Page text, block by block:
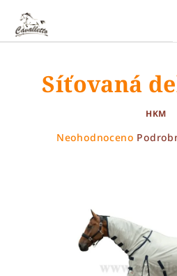
obsah
Síťovaná
HKM
Průměrné
hvězdiček.
Neohodnoceno